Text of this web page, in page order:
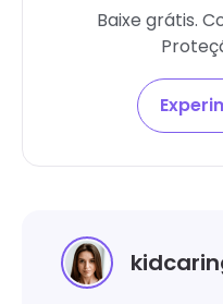
Baixe grátis.